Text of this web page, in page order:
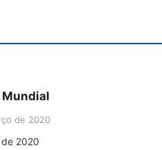
de 2020
2020